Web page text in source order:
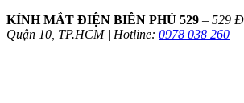
KÍNH MẮT ĐIỆN BIÊN PHỦ 529 – 529
Quận 10, TP.HCM | Hotline: 0978 038 260